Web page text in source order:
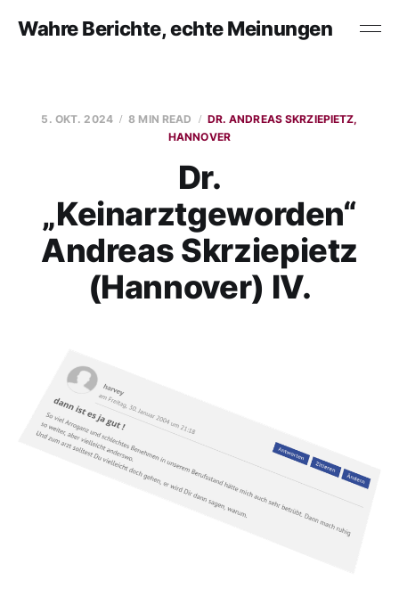
Wahre Berichte, echte Meinungen
5. OKT. 2024 8 MIN READ
DR. ANDREAS SKRZIEPIETZ,
HANNOVER
Dr.
„Keinarztgeworden“
Andreas Skrziepietz
(Hannover) IV.